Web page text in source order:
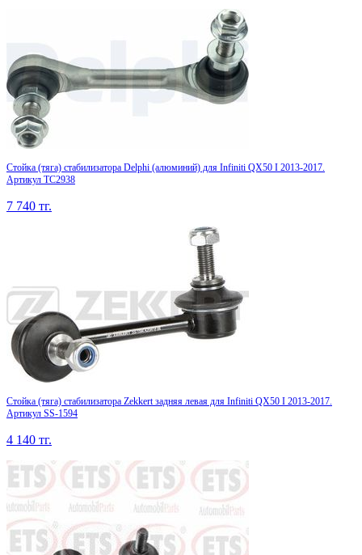
Стойка (тяга) стабилизатора Delphi (алюминий) для Infiniti QX50 I 2013-2017.
Артикул TC2938
7 740 тг.
Стойка (тяга) стабилизатора Zekkert задняя левая для Infiniti QX50 I 2013-2017.
Артикул SS-1594
4 140 тг.